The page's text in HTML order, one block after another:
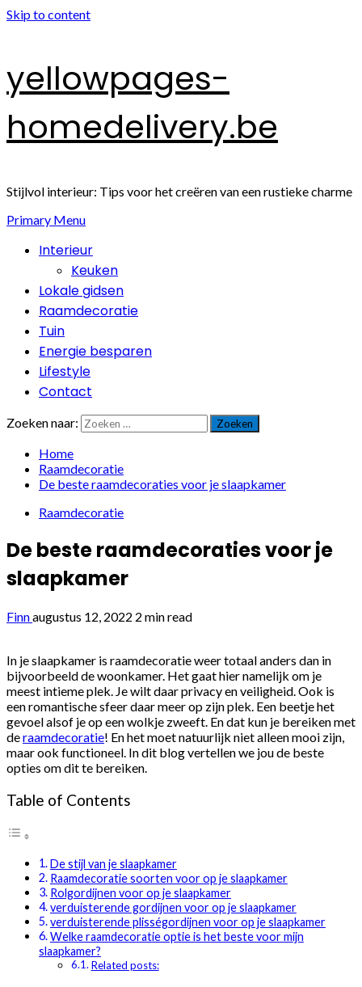
Skip to content
yellowpages-
homedelivery.be
Stijlvol interieur: Tips voor het creëren van een rustieke charme
Primary Menu
Interieur
Keuken
Lokale gidsen
Raamdecoratie
Tuin
Energie besparen
Lifestyle
Contact
Zoeken naar:
Home
Raamdecoratie
De beste raamdecoraties voor je slaapkamer
Raamdecoratie
De beste raamdecoraties voor je
slaapkamer
Finnaugustus 12, 2022 2 min read
In je slaapkamer is raamdecoratie weer totaal anders dan in
bijvoorbeeld de woonkamer. Het gaat hier namelijk om je
meest intieme plek. Je wilt daar privacy en veiligheid. Ook is
een romantische sfeer daar meer op zijn plek. Een beetje het
gevoel alsof je op een wolkje zweeft. En dat kun je bereiken met
deraamdecoratie! En het moet natuurlijk niet alleen mooi zijn,
maar ook functioneel. In dit blog vertellen we jou de beste
opties om dit te bereiken.
Table of Contents
De stijl van je slaapkamer
Raamdecoratie soorten voor op je slaapkamer
Rolgordijnen voor op je slaapkamer
verduisterende gordijnen voor op je slaapkamer
verduisterende plisségordijnen voor op je slaapkamer
Welke raamdecoratie optie is het beste voor mijn
slaapkamer?
Related posts: